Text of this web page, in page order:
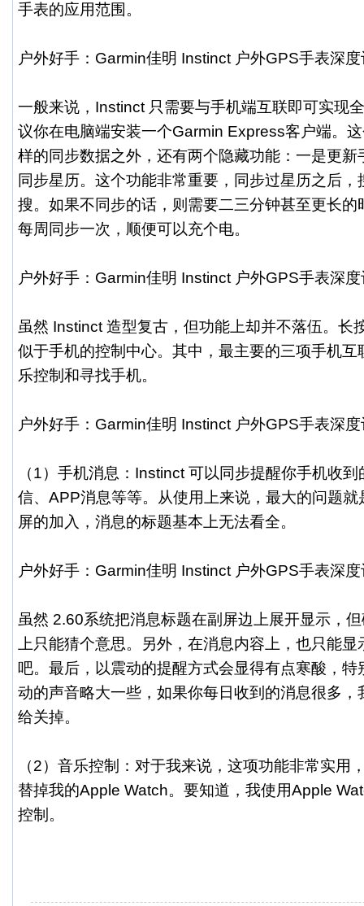
手表的应用范围。
户外好手：Garmin佳明 Instinct 户外GPS手表深
一般来说，Instinct 只需要与手机端互联即可实现
议你在电脑端安装一个Garmin Express客户端。
样的同步数据之外，还有两个隐藏功能：一是更新
同步星历。这个功能非常重要，同步过星历之后
搜。如果不同步的话，则需要二三分钟甚至更长的
每周同步一次，顺便可以充个电。
户外好手：Garmin佳明 Instinct 户外GPS手表深
虽然 Instinct 造型复古，但功能上却并不落伍。长
似于手机的控制中心。其中，最主要的三项手机互
乐控制和寻找手机。
户外好手：Garmin佳明 Instinct 户外GPS手表深
（1）手机消息：Instinct 可以同步提醒你手机收
信、APP消息等等。从使用上来说，最大的问题
屏的加入，消息的标题基本上无法看全。
户外好手：Garmin佳明 Instinct 户外GPS手表深
虽然 2.60系统把消息标题在副屏边上展开显示，
上只能猜个意思。另外，在消息内容上，也只能
吧。最后，以震动的提醒方式会显得有点寒酸，
动的声音略大一些，如果你每日收到的消息很多，
给关掉。
（2）音乐控制：对于我来说，这项功能非常实用
替掉我的Apple Watch。要知道，我使用Apple
控制。